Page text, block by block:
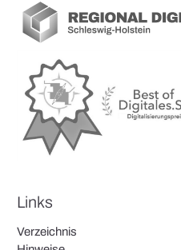
Links
Verzeichnis